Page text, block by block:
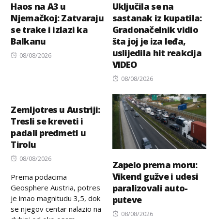
Haos na A3 u
Njemačkoj: Zatvaraju
se trake i izlazi ka
Balkanu
Posted
08/08/2026
Uključila se na
sastanak iz kupatila:
Gradonačelnik vidio
šta joj je iza leđa,
uslijedila hit reakcija
VIDEO
Posted
08/08/2026
Zemljotres u Austriji:
Tresli se kreveti i
padali predmeti u
Tirolu
Posted
08/08/2026
Prema podacima
Geosphere Austria, potres
je imao magnitudu 3,5, dok
se njegov centar nalazio na
Zapelo prema moru:
Vikend gužve i udesi
paralizovali auto-
puteve
Posted
08/08/2026